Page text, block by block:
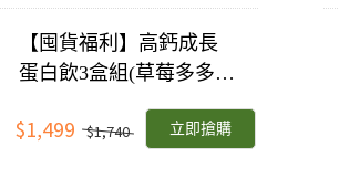
【囤貨福利】高鈣成長
蛋白飲3盒組(草莓多多口
$1,499 $1,740 立即搶購